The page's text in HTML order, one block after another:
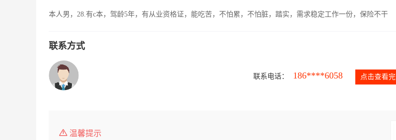
本人男，28.有c本，驾龄5年，有从业资格证，能吃苦，不怕累，不怕脏，踏实，需求稳定工作一份，保险不干
联系方式
联系电话： 186****6058 点击查看
温馨提示